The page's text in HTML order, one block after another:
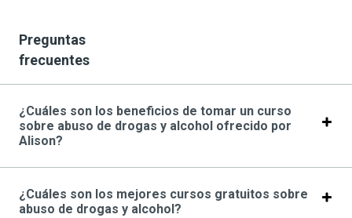
Preguntas
frecuentes
¿Cuáles son los beneficios de tomar un curso
sobre abuso de drogas y alcohol ofrecido por
Alison?
¿Cuáles son los mejores cursos gratuitos sobre
abuso de drogas y alcohol?